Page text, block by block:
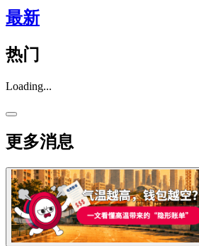
最新
热门
Loading...
更多消息